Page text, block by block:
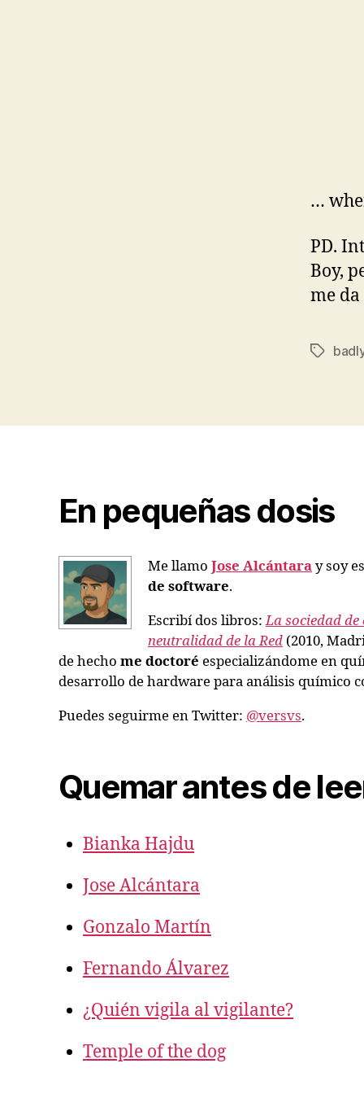
…
PD.
Boy,
me
En pequeñas dosis
Me llamo Jose Alcántaray soy
de software.
Escribí dos libros:La sociedad
neutralidad de la Red (2010,
de hecho me doctoré especializándome en
desarrollo de hardware para análisis químico
Puedes seguirme en Twitter: @versvs.
Quemar antes de
Bianka Hajdu
Jose Alcántara
Gonzalo Martín
Fernando Álvarez
¿Quién vigila al vigilante?
Temple of the dog